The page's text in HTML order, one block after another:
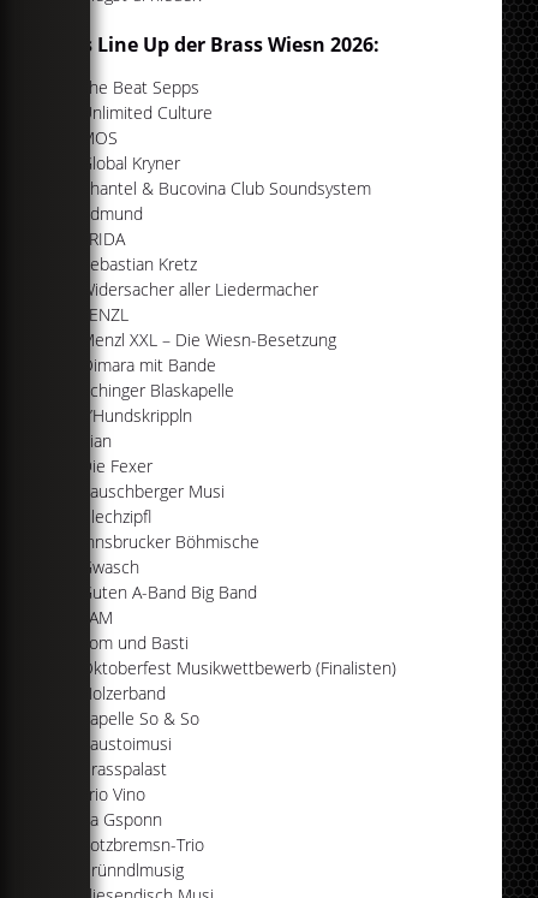
Das Line Up der Brass Wiesn 2026:
The Beat Sepps
Unlimited Culture
MOS
Global Kryner
Shantel & Bucovina Club Soundsystem
Edmund
FRIDA
Sebastian Kretz
Widersacher aller Liedermacher
FENZL
Menzl XXL – Die Wiesn-Besetzung
Oimara mit Bande
Echinger Blaskapelle
d’Hundskrippln
Rian
Die Fexer
Rauschberger Musi
Blechzipfl
Innsbrucker Böhmische
Gwasch
Guten A-Band Big Band
FAM
Tom und Basti
Oktoberfest Musikwettbewerb (Finalisten)
Holzerband
Kapelle So & So
Saustoimusi
Brasspalast
Trio Vino
4a Gsponn
Rotzbremsn-Trio
Brünndlmusig